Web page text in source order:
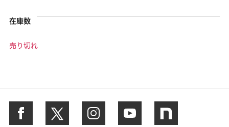
在庫数
売り切れ